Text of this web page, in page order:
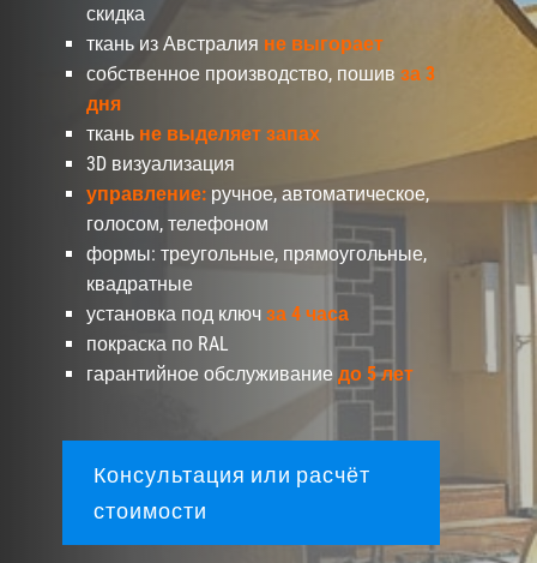
скидка
ткань из Австралия не выгорает
собственное производство, пошив за 3
дня
ткань не выделяет запах
3D визуализация
управление:ручное, автоматическое,
голосом, телефоном
формы: треугольные, прямоугольные,
квадратные
установка под ключ за 4 часа
покраска по RAL
гарантийное обслуживание до 5 лет
Консультация или расчёт
стоимости